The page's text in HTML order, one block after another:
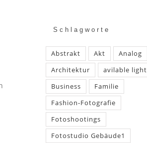
Schlagworte
Abstrakt Akt
Analog
Architektur
avilable light
Business
Familie
Fashion-Fotografie
Fotoshootings
Fotostudio Gebäude1